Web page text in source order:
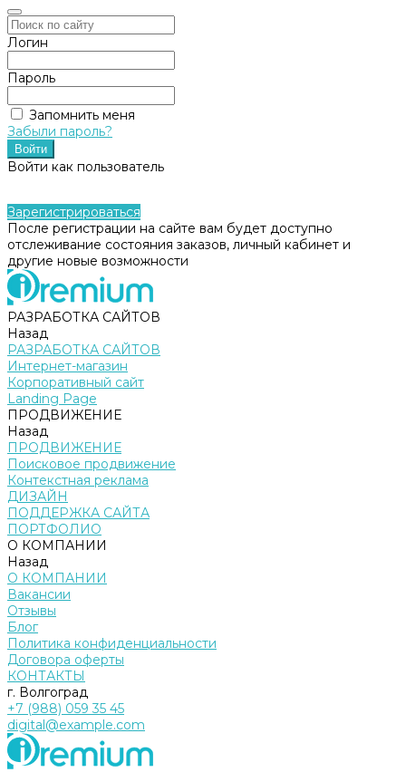
Логин
Пароль
Запомнить меня
Забыли пароль?
Войти как пользователь
Зарегистрироваться
После регистрации на сайте вам будет доступно
отслеживание состояния заказов, личный кабинет и
другие новые возможности
РАЗРАБОТКА САЙТОВ
Назад
РАЗРАБОТКА САЙТОВ
Интернет-магазин
Корпоративный сайт
Landing Page
ПРОДВИЖЕНИЕ
Назад
ПРОДВИЖЕНИЕ
Поисковое продвижение
Контекстная реклама
ДИЗАЙН
ПОДДЕРЖКА САЙТА
ПОРТФОЛИО
О КОМПАНИИ
Назад
О КОМПАНИИ
Вакансии
Отзывы
Блог
Политика конфиденциальности
Договора оферты
КОНТАКТЫ
г. Волгоград
+7 (988) 059 35 45
digital@example.com